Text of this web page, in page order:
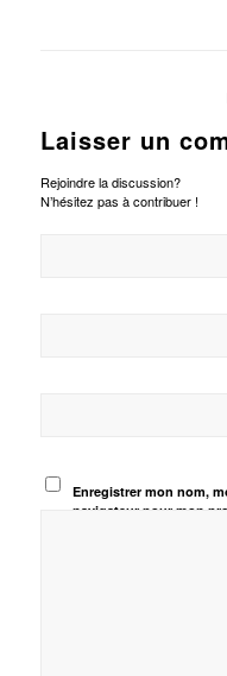
Laisser un
Rejoindre la discussion?
N’hésitez pas à contribuer !
Enregistrer mon nom,
navigateur pour mon